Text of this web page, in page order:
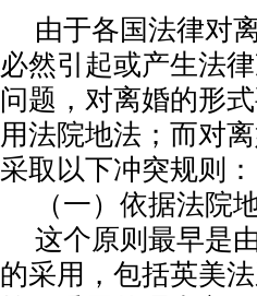
由于各国法律对
必然引起或产生法
问题，对离婚的形
用法院地法；而对
采取以下冲突规则：
（一）依据法院
这个原则最早是
的采用，包括英美